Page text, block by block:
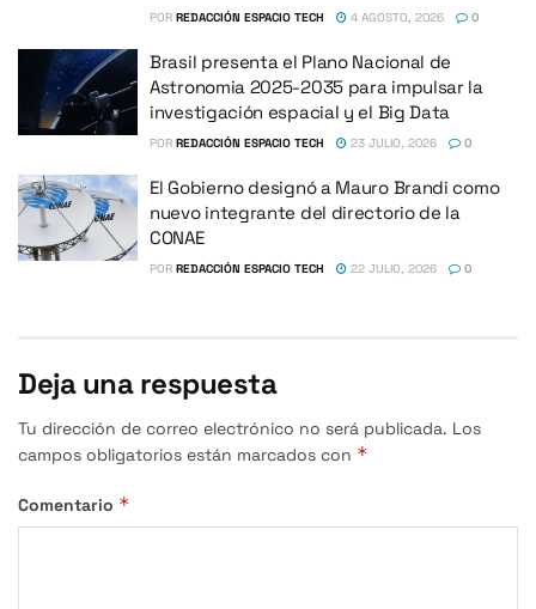
POR REDACCIÓN ESPACIO TECH 4 AGOSTO, 2026 0
Brasil presenta el Plano Nacional de
Astronomia 2025-2035 para impulsar la
investigación espacial y el Big Data
POR REDACCIÓN ESPACIO TECH 23 JULIO, 2026 0
El Gobierno designó a Mauro Brandi como
nuevo integrante del directorio de la
CONAE
POR REDACCIÓN ESPACIO TECH 22 JULIO, 2026 0
Deja una respuesta
Tu dirección de correo electrónico no será publicada. Los
campos obligatorios están marcados con *
Comentario *